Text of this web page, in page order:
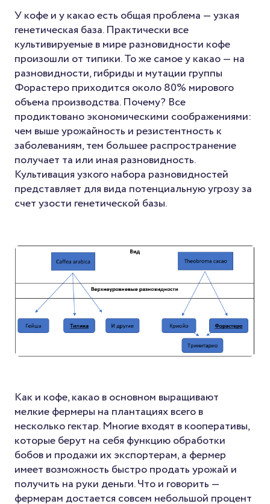
У кофе и у какао есть общая проблема — узкая
генетическая база. Практически все
культивируемые в мире разновидности кофе
произошли от типики. То же самое у какао — на
разновидности, гибриды и мутации группы
Форастеро приходится около 80% мирового
объема производства. Почему? Все
продиктовано экономическими соображениями:
чем выше урожайность и резистентность к
заболеваниям, тем большее распространение
получает та или иная разновидность.
Культивация узкого набора разновидностей
представляет для вида потенциальную угрозу за
счет узости генетической базы.
Как и кофе, какао в основном выращивают
мелкие фермеры на плантациях всего в
несколько гектар. Многие входят в кооперативы,
которые берут на себя функцию обработки
бобов и продажи их экспортерам, а фермер
имеет возможность быстро продать урожай и
получить на руки деньги. Что и говорить —
фермерам достается совсем небольшой процент